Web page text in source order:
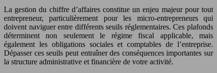
La gestion du chiffre d’affaires constitue un enjeu majeur pour tout
entrepreneur, particulièrement pour les micro-entrepreneurs qui
doivent naviguer entre différents seuils réglementaires. Ces plafonds
déterminent non seulement le régime fiscal applicable, mais
également les obligations sociales et comptables de l’entreprise.
Dépasser ces seuils peut entraîner des conséquences importantes sur
la structure administrative et financière de votre activité.